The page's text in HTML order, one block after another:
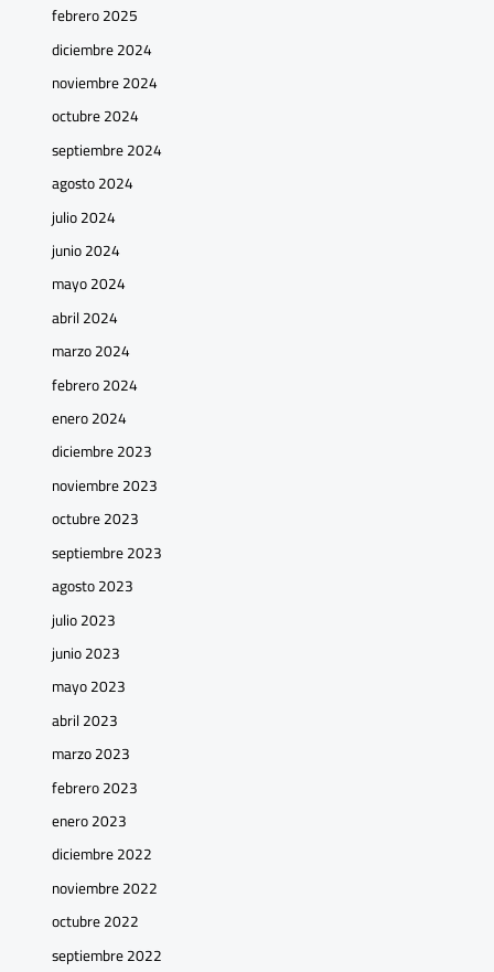
febrero 2025
diciembre 2024
noviembre 2024
octubre 2024
septiembre 2024
agosto 2024
julio 2024
junio 2024
mayo 2024
abril 2024
marzo 2024
febrero 2024
enero 2024
diciembre 2023
noviembre 2023
octubre 2023
septiembre 2023
agosto 2023
julio 2023
junio 2023
mayo 2023
abril 2023
marzo 2023
febrero 2023
enero 2023
diciembre 2022
noviembre 2022
octubre 2022
septiembre 2022